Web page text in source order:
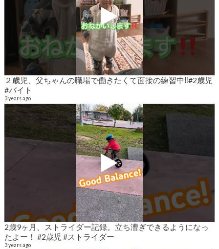
２歳児、父ちゃんの職場で働きたくて面接の練習中‼️#2歳児
#バイト
3 years ago
2歳9ヶ月、ストライダー記録。立ち漕ぎできるようになっ
たよー！ #2歳児 #ストライダー
3 years ago